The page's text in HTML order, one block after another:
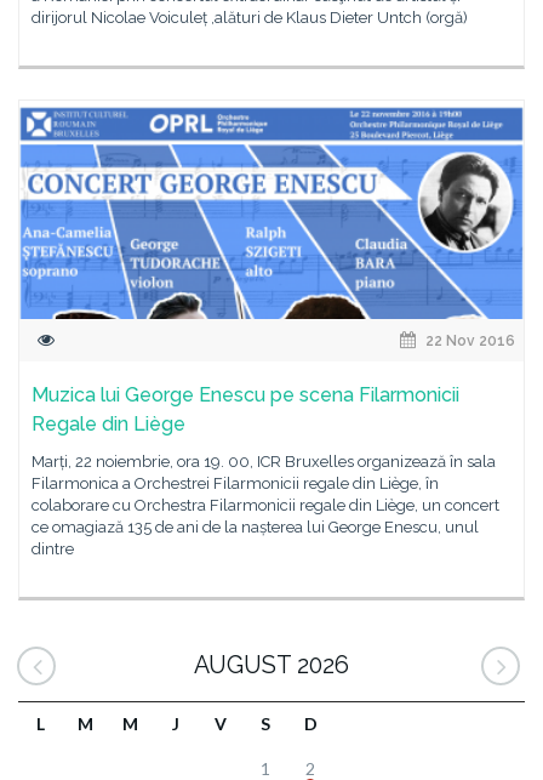
dirijorul Nicolae Voiculeț ,alături de Klaus Dieter Untch (orgă)
22 Nov 2016
Muzica lui George Enescu pe scena Filarmonicii
Regale din Liège
Marți, 22 noiembrie, ora 19. 00, ICR Bruxelles organizează în sala
Filarmonica a Orchestrei Filarmonicii regale din Liège, în
colaborare cu Orchestra Filarmonicii regale din Liège, un concert
ce omagiază 135 de ani de la nașterea lui George Enescu, unul
dintre
AUGUST 2026
L M M J V S D
1 2